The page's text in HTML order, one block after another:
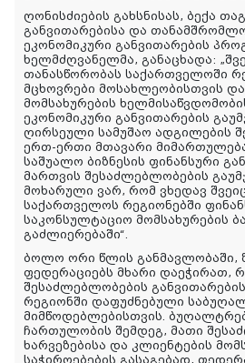
ღონისძიების გახსნისას, ბექა
განვითარებისა და
ეკონომიკური განვითარების
ხელმძღვანელმა, განაცხადა: „
თანასწორობას საქართველოში
მცხოვრები მოსახლეობისთვის
მომსახურების
ეკონომიკური განვითარების
ღირსეული სამუშაო ადგილების
ერთ-ერთი მთავარი
საშუალო ბიზნესის ფინანსური
მართვის შესაძლებლობების
მოხარული ვარ, რომ ვხედავ
საქართველოს რეგიონებში
საკონსულტაციო მომსახურების
გაძლიერებაში“.
ბოლო ორი წლის განმავლობაში,
ფედერაციებს მხარი დაეჭირათ,
შესაძლებლობების
რეგიონში დაფუძნებული
მიმწოდებლებისთვის.
ჩართულობის შემდეგ, მათი
ხარვეზებისა და კლიენტების
საჭიროებების გასაგებად,